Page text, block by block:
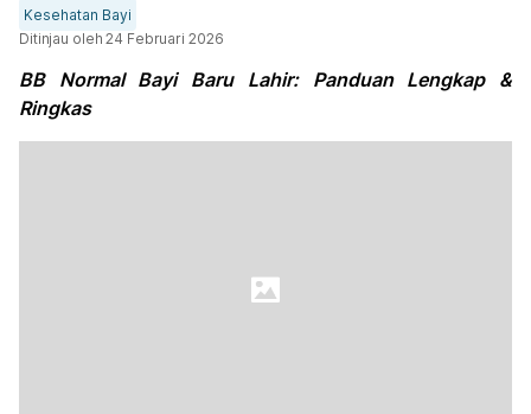
Kesehatan Bayi
Ditinjau oleh24 Februari 2026
BB Normal Bayi Baru Lahir: Panduan Lengkap &
Ringkas